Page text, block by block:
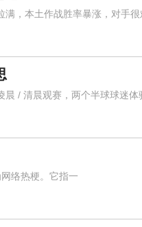
，本土作战胜率暴涨，对手很
/ 清晨观赛，两个半球球迷体
络热梗。它指一